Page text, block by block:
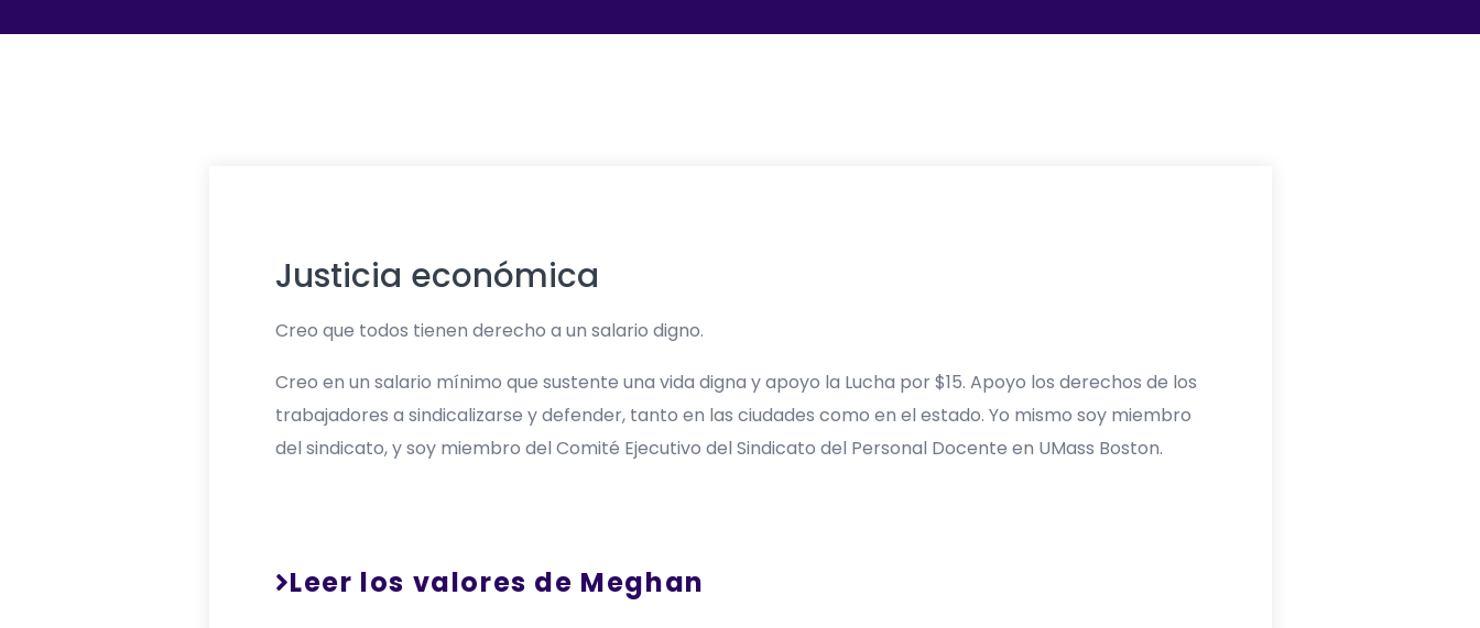
Justicia económica
Creo que todos tienen derecho a un salario digno.
Creo en un salario mínimo que sustente una vida digna y apoyo la Lucha por $15. Apoyo los derechos de los
trabajadores a sindicalizarse y defender, tanto en las ciudades como en el estado. Yo mismo soy miembro
del sindicato, y soy miembro del Comité Ejecutivo del Sindicato del Personal Docente en UMass Boston.
Leer los valores de Meghan